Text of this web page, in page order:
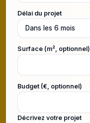
Délai du projet
Surface (m², optionnel)
Budget (€, optionnel)
Décrivez votre projet